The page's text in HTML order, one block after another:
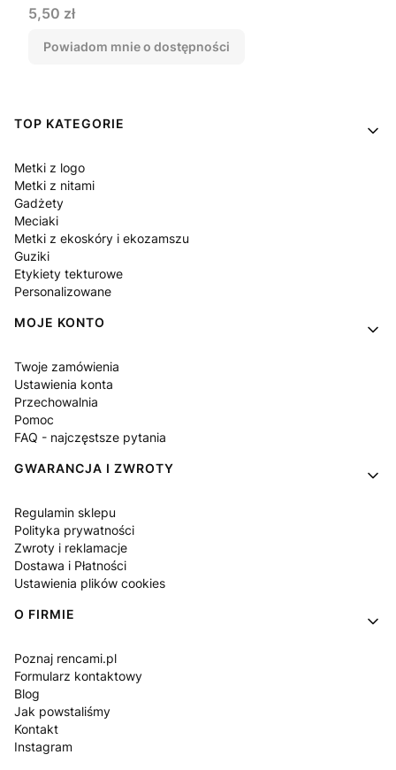
Cena
5,50 zł
Powiadom mnie o dostępności
Linki w stopce
TOP KATEGORIE
Metki z logo
Metki z nitami
Gadżety
Meciaki
Metki z ekoskóry i ekozamszu
Guziki
Etykiety tekturowe
Personalizowane
MOJE KONTO
Twoje zamówienia
Ustawienia konta
Przechowalnia
Pomoc
FAQ - najczęstsze pytania
GWARANCJA I ZWROTY
Regulamin sklepu
Polityka prywatności
Zwroty i reklamacje
Dostawa i Płatności
Ustawienia plików cookies
O FIRMIE
Poznaj rencami.pl
Formularz kontaktowy
Blog
Jak powstaliśmy
Kontakt
Instagram